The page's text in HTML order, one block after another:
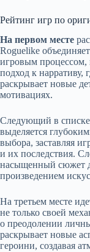
Рейтинг игр по
На первом месте
Roguelike
игровым процессом,
подход к нарративу,
раскрывает новые
мотивациях.
Следующий в
выделяется
выбора, заставляя
и их последствия.
насыщенный сюжет
произведением
На третьем месте
не только своей
о преодолении
раскрывает новые
героини, создавая